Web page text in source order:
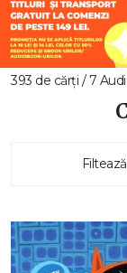
393 de cărți / 7
Filtează